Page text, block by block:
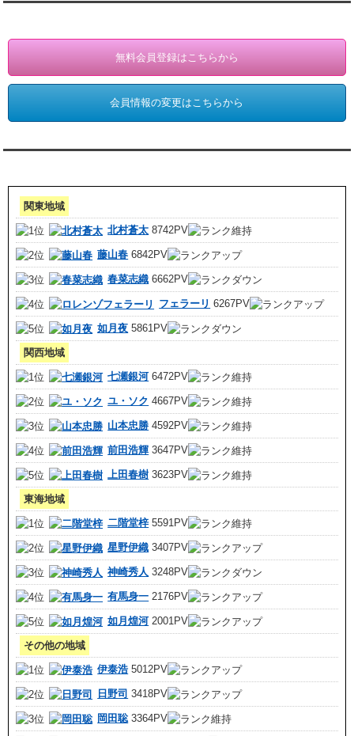
無料会員登録はこちらから
会員情報の変更はこちらから
関東地域
北村蒼太 8742PV
藤山春 6842PV
春菜志織 6662PV
フェラーリ 6267PV
如月夜 5861PV
関西地域
七瀬銀河6472PV
ユ・ソク 4667PV
山本忠勝 4592PV
前田浩輝 3647PV
上田春樹 3623PV
東海地域
二階堂梓 5591PV
星野伊織 3407PV
神崎秀人 3248PV
有馬身一 2176PV
如月煌河2001PV
その他の地域
伊泰浩 5012PV
日野司 3418PV
岡田聡3364PV